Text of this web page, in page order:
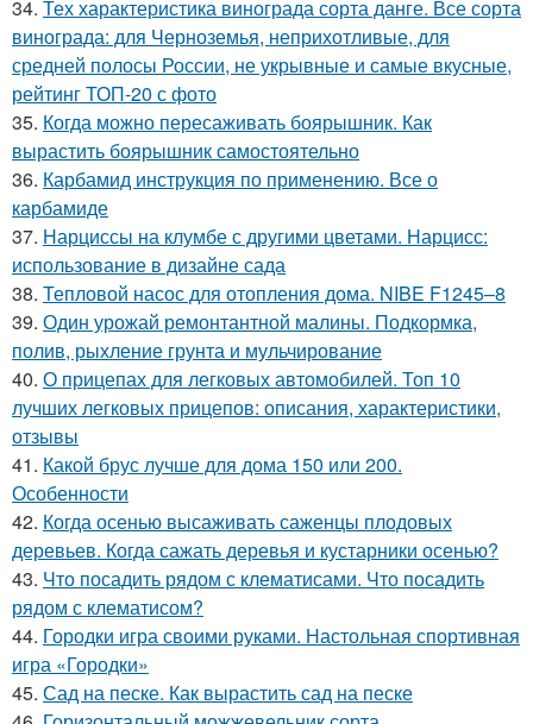
34. Тех характеристика винограда сорта данге. Все сорта
винограда: для Черноземья, неприхотливые, для
средней полосы России, не укрывные и самые вкусные,
рейтинг ТОП-20 с фото
35. Когда можно пересаживать боярышник. Как
вырастить боярышник самостоятельно
36. Карбамид инструкция по применению. Все о
карбамиде
37. Нарциссы на клумбе с другими цветами. Нарцисс:
использование в дизайне сада
38. Тепловой насос для отопления дома. NIBE F1245–8
39. Один урожай ремонтантной малины. Подкормка,
полив, рыхление грунта и мульчирование
40. О прицепах для легковых автомобилей. Топ 10
лучших легковых прицепов: описания, характеристики,
отзывы
41. Какой брус лучше для дома 150 или 200.
Особенности
42. Когда осенью высаживать саженцы плодовых
деревьев. Когда сажать деревья и кустарники осенью?
43. Что посадить рядом с клематисами. Что посадить
рядом с клематисом?
44. Городки игра своими руками. Настольная спортивная
игра «Городки»
45. Сад на песке. Как вырастить сад на песке